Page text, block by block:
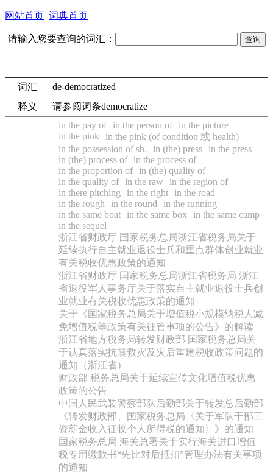
网站首页 词典首页
请输入您要查询的词汇：
词汇
de-democratized
释义
请参阅词条democratize
in the pay of in the person of
in the picture
in the pink
in the pink (of condition 或 health)
in the possession of sb.
in (the) press
in the press
in (the) process of
in the process of
in the proportion of
in (the) quality of
in the quality of
in the raw
in the region of
in there pitching
in the right
in the road
in the rough
in the round
in the running
in the same boat
in the same box
in the same camp
in the sequel
浙江省财政厅 国家税务总局浙江省税务局关于
延续执行自主就业退役士兵和重点群体创业就业
有关税收优惠政策的通知
浙江省财政厅 国家税务总局浙江省税务局 浙江
省退役军人事务厅关于落实自主就业退役士兵创
业就业有关税收优惠政策的通知
关于《国家税务总局关于增值税小规模纳税人减
免增值税等政策有关征管事项的公告》的解读
浙江省地方税务局转发财政部 国家税务总局关
于认真落实抗震救灾及灾后重建税收政策问题的
通知（浙江省）
财政部 税务总局关于延续宣传文化增值税优惠
政策的公告
中国人民武装警察部队后勤部关于转发总后勤部
《转发财政部、国家税务总局〈关于军队干部工
资薪金收入征收个人所得税的通知〉》的通知
国家税务总局 海关总署关于实行海关进口增值
税专用缴款书“先比对后抵扣”管理办法有关事项
的通知